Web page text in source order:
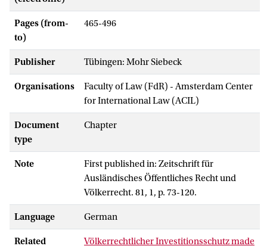
Pages (from-
to)
465-496
Publisher Tübingen: Mohr Siebeck
Organisations
Faculty of Law (FdR) - Amsterdam Center
for International Law (ACIL)
Document
type
Chapter
Note
First published in: Zeitschrift für
Ausländisches Öffentliches Recht und
Völkerrecht. 81, 1, p. 73-120.
Language German
Related
Völkerrechtlicher Investitionsschutz made